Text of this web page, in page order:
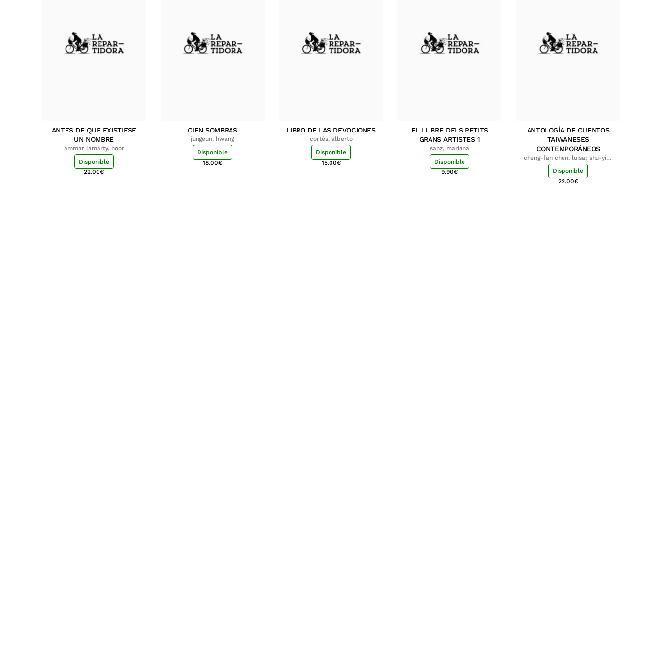
ANTES DE QUE EXISTIESE
UN NOMBRE
ammar lamarty, noor
Disponible
22.00€
CIEN SOMBRAS
jungeun, hwang
Disponible
18.00€
LIBRO DE LAS DEVOCIONES
cortés, alberto
Disponible
15.00€
EL LLIBRE DELS PETITS
GRANS ARTISTES 1
sanz, mariana
Disponible
9.90€
ANTOLOGÍA DE CUENTOS
TAIWANESES
CONTEMPORÁNEOS
cheng-fan chen, luisa; shu-ying
chang, luisa
Disponible
22.00€